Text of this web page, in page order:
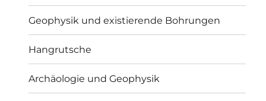
Geophysik und existierende Bohrungen
Hangrutsche
Archäologie und Geophysik